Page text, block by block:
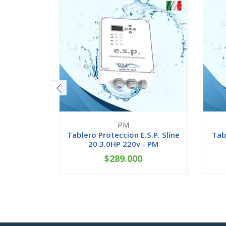
PM
Tablero Proteccion E.S.P. Sline
20 3.0HP 220v - PM
+
$289.000